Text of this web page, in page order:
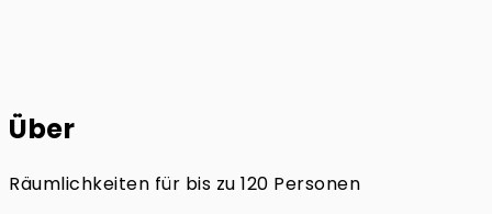
Über
Räumlichkeiten für bis zu 120 Personen